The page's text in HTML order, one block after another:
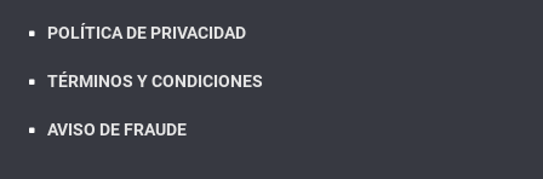
POLÍTICA DE PRIVACIDAD
TÉRMINOS Y CONDICIONES
AVISO DE FRAUDE